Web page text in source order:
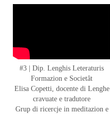
#3 | Dip. Lenghis Leteraturis
Formazion e Societât
Elisa Copetti, docente di Lenghe
cravuate e tradutore
Grup di ricercje in meditazion e